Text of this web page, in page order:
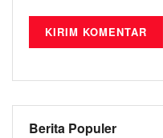
Berita Populer